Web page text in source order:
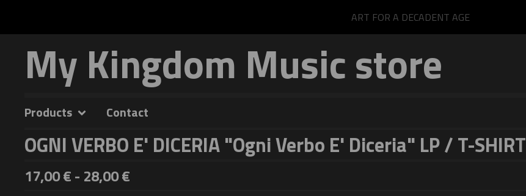
ART FOR A DECADENT AGE
My Kingdom Music store
Products Contact
OGNI VERBO E' DICERIA "Ogni Verbo E' Diceria" LP / T-SHIRT
17,00€- 28,00€